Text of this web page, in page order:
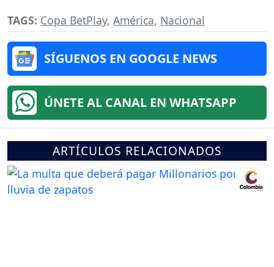
TAGS: Copa BetPlay, América, Nacional
SÍGUENOS EN GOOGLE NEWS
ÚNETE AL CANAL EN WHATSAPP
ARTÍCULOS RELACIONADOS